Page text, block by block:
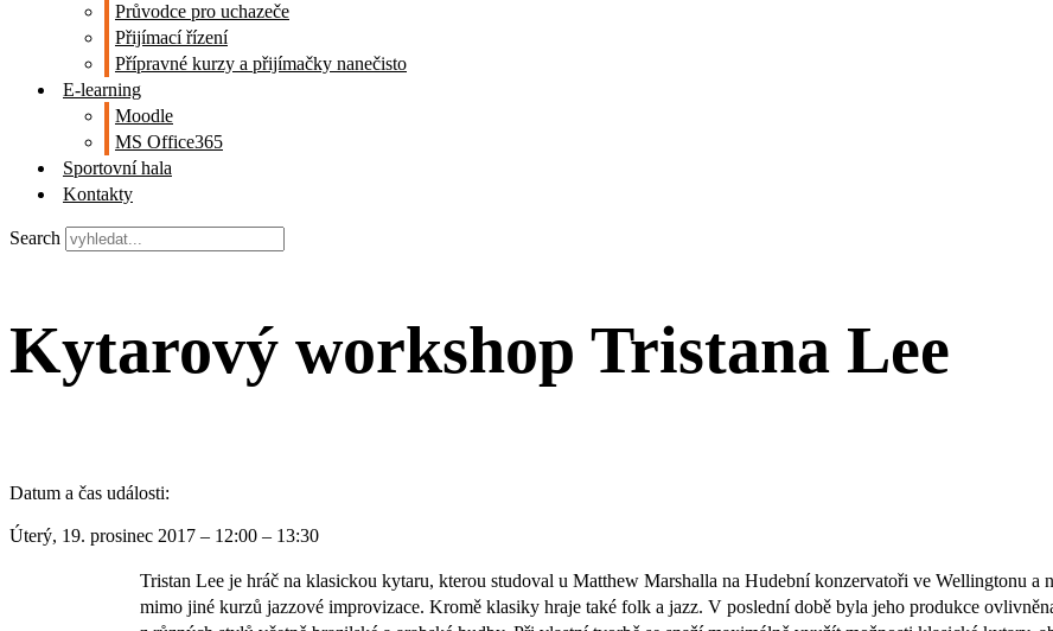
Průvodce pro uchazeče
Přijímací řízení
Přípravné kurzy a přijímačky nanečisto
E-learning
Moodle
MS Office365
Sportovní hala
Kontakty
Search
Kytarový workshop Tristana Lee
Datum a čas události:
Úterý, 19. prosinec 2017 – 12:00 – 13:30
Tristan Lee je hráč na klasickou kytaru, kterou studoval u Matthew Marshalla na Hudební konzervatoři ve Wellingtonu a
mimo jiné kurzů jazzové improvizace. Kromě klasiky hraje také folk a jazz. V poslední době byla jeho produkce